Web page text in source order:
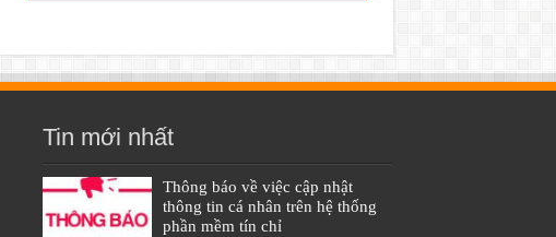
Tin mới nhất
Thông báo về việc cập nhật
thông tin cá nhân trên hệ thống
phần mềm tín chỉ